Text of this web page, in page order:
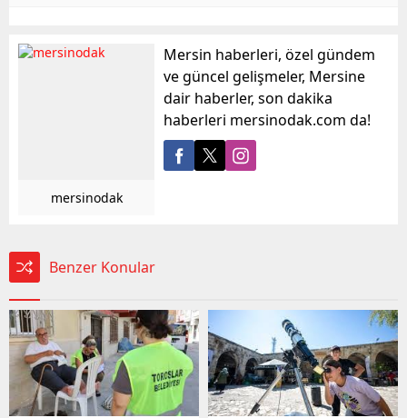
mersinodak
Mersin haberleri, özel gündem
ve güncel gelişmeler, Mersine
dair haberler, son dakika
haberleri mersinodak.com da!
Benzer Konular